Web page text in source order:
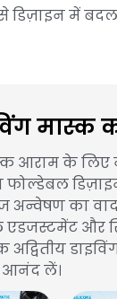
डिज़ाइन में
मास्क
आराम के
फोल्डेबल
का
और
लें।